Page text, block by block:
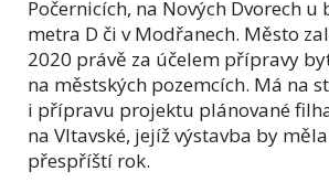
Počernicích, na Nových Dvorech
metra D či v Modřanech. Město
2020 právě za účelem přípravy
na městských pozemcích. Má na
i přípravu projektu plánované
na Vltavské, jejíž výstavba by
přespříští rok.